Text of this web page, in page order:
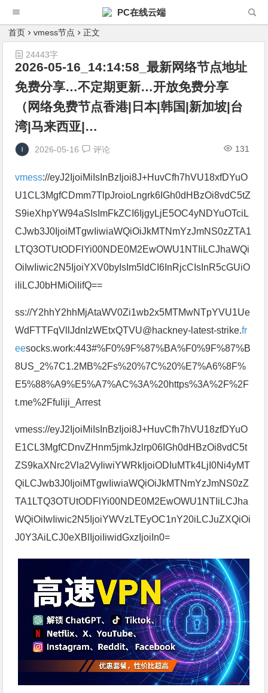
PC在线云端
首页 vmess节点 正文
2026-05-16_14:14:58_最新网络节点地址
免费分享…不定期更新…开放免费分享
（网络免费节点香港|日本|韩国|新加坡|台
湾|马来西亚|…
2026-05-16 评论 131
24443字
vmess://eyJ2IjoiMiIsInBzIjoi8J+HuvCfh7hVU18xfDYuO
U1CL3MgfCDmm7TlpJroioLngrk6IGh0dHBzOi8vdC5tZ
S9ieXhpYW94aSIsImFkZCI6IjgyLjE5OC4yNDYuOTciL
CJwb3J0IjoiMTgwIiwiaWQiOiJkMTNmYzJmNS0zZTA1
LTQ3OTUtODFlYi00NDE0M2EwOWU1NTIiLCJhaWQi
OiIwIiwic2N5IjoiYXV0byIsIm5ldCI6InRjcCIsInR5cGUiO
iIiLCJ0bHMiOiIifQ==
ss://Y2hhY2hhMjAtaWV0Zi1wb2x5MTMwNTpYVU1Ue
WdFTTFqVllJdnlzWEtxQTVU@hackney-latest-strike.fr
eesocks.work:443#%F0%9F%87%BA%F0%9F%87%B
8US_2%7C1.2MB%2Fs%20%7C%20%E7%A6%8F%
E5%88%A9%E5%A7%AC%3A%20https%3A%2F%2F
t.me%2Ffuliji_Arrest
vmess://eyJ2IjoiMiIsInBzIjoi8J+HuvCfh7hVU18zfDYuO
E1CL3MgfCDnvZHnm5jmkJzlrp06IGh0dHBzOi8vdC5t
ZS9kaXNrc2Vla2VyIiwiYWRkIjoiODIuMTk4LjI0Ni4yMT
QiLCJwb3J0IjoiMTgwIiwiaWQiOiJkMTNmYzJmNS0zZ
TA1LTQ3OTUtODFlYi00NDE0M2EwOWU1NTIiLCJha
WQiOiIwIiwic2N5IjoiYWVzLTEyOC1nY20iLCJuZXQiOi
J0Y3AiLCJ0eXBlIjoiIiwidGxzIjoiIn0=